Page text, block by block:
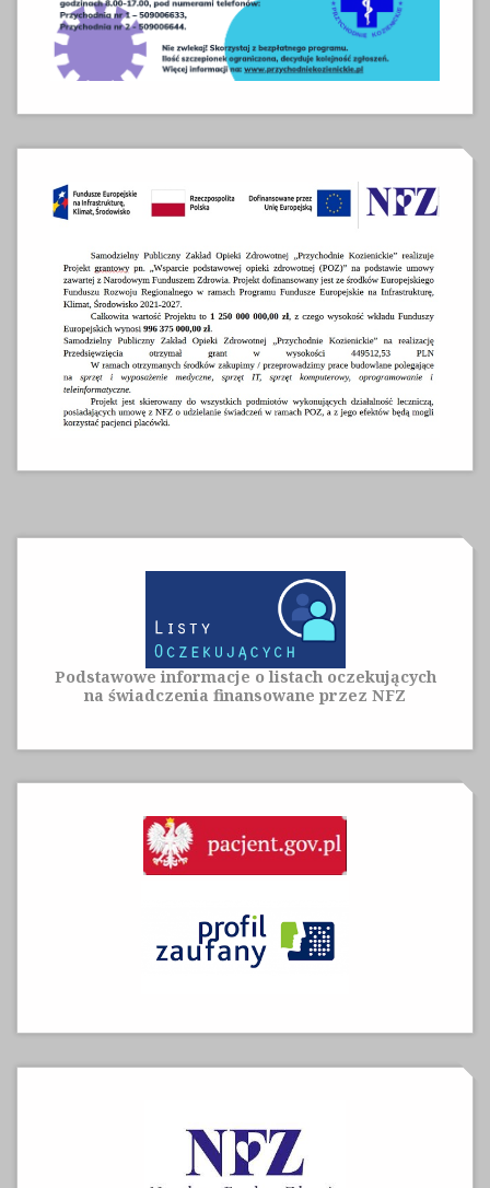
Podstawowe informacje o listach oczekujących
na świadczenia finansowane przez NFZ